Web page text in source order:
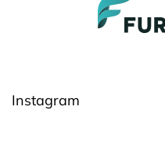
Instagram